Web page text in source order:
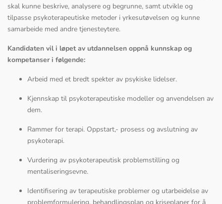
skal kunne beskrive, analysere og begrunne, samt utvikle og
tilpasse psykoterapeutiske metoder i yrkesutøvelsen og kunne
samarbeide med andre tjenesteytere.
Kandidaten vil i løpet av utdannelsen oppnå kunnskap og
kompetanser i følgende:
Arbeid med et bredt spekter av psykiske lidelser.
Kjennskap til psykoterapeutiske modeller og anvendelsen av
dem.
Rammer for terapi. Oppstart,- prosess og avslutning av
psykoterapi.
Vurdering av psykoterapeutisk problemstilling og
mentaliseringsevne.
Identifisering av terapeutiske problemer og utarbeidelse av